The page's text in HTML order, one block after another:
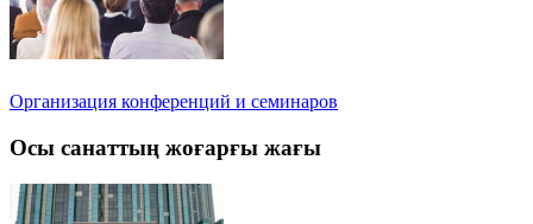
Организация конференций и семинаров
Осы санаттың жоғарғы жағы